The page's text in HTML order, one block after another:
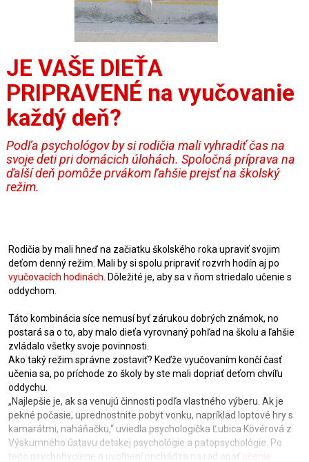
JE VAŠE DIEŤA
PRIPRAVENÉ na vyučovanie
každý deň?
Podľa psychológov by si rodičia mali vyhradiť čas na
svoje deti pri domácich úlohách. Spoločná príprava na
ďalší deň pomôže prvákom ľahšie prejsť na školský
režim.
Rodičia by mali hneď na začiatku školského roka upraviť svojim
deťom denný režim. Mali by si spolu pripraviť rozvrh hodín aj po
vyučovacích hodinách . Dôležité je, aby sa v ňom striedalo učenie s
oddychom.
Táto kombinácia síce nemusí byť zárukou dobrých známok, no
postará sa o to, aby malo dieťa vyrovnaný pohľad na školu a ľahšie
zvládalo všetky svoje povinnosti.
Ako taký režim správne zostaviť? Keďže vyučovaním končí časť
učenia sa, po príchode zo školy by ste mali dopriať deťom chvíľu
oddychu.
„Najlepšie je, ak sa venujú činnosti podľa vlastného výberu. Ak je
pekné počasie, uprednostnite pobyt vonku, napríklad loptové hry s
kamarátmi, naháňačku,“ uviedla psychologička Ľubica Kövérová z
Výskumného ústavu detskej psychológie a patopsychológie. Po
tejto psychohygiene a uvoľnení prichádza na rad opäť učenie